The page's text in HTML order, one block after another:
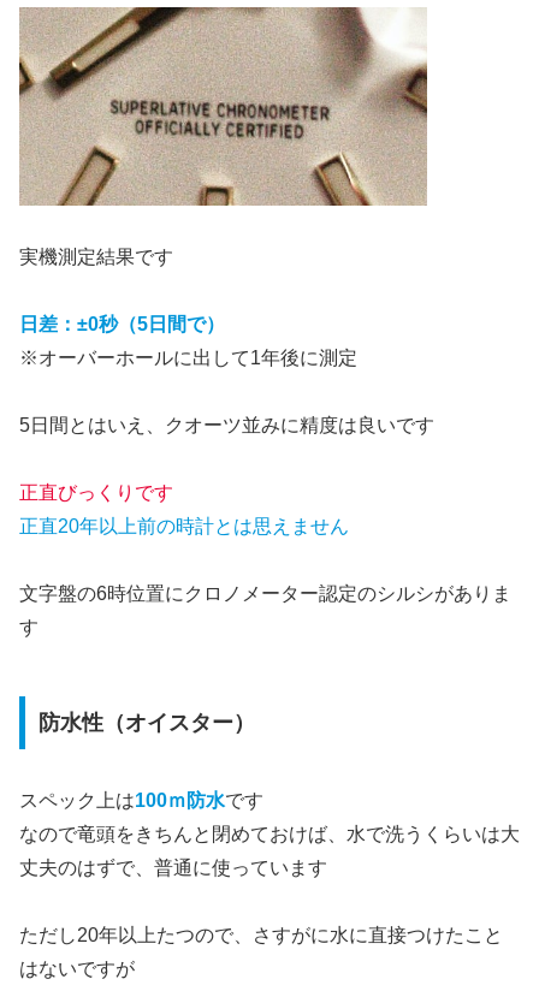
実機測定結果です
日差：±0秒（5日間で）
※オーバーホールに出して1年後に測定
5日間とはいえ、クオーツ並みに精度は良いです
正直びっくりです
正直20年以上前の時計とは思えません
文字盤の6時位置にクロノメーター認定のシルシがありま
す
防水性（オイスター）
スペック上は100ｍ防水です
なので竜頭をきちんと閉めておけば、水で洗うくらいは大
丈夫のはずで、普通に使っています
ただし20年以上たつので、さすがに水に直接つけたこと
はないですが